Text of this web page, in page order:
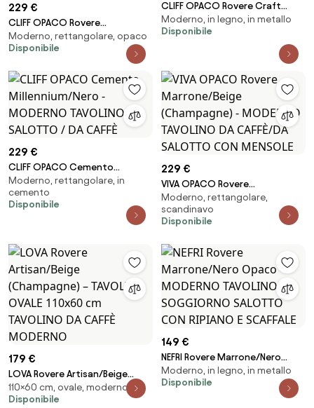
229 €
CLIFF OPACO Rovere
Artisan/Antracite (Grigio Scuro)
- MODERNO TAVOLINO DA
Moderno, rettangolare, opaco
Disponibile
CLIFF OPACO Rovere Craft
Gold/Nero - MODERNO
TAVOLINO DA SALOTTO / DA
Moderno, in legno, in metallo
Disponibile
229 €
CLIFF OPACO Cemento
Millennium/Nero - MODERNO
TAVOLINO DA SALOTTO / DA
CAFFÈ
Moderno, rettangolare, in
cemento
Disponibile
229 €
VIVA OPACO Rovere
Marrone/Beige (Champagne) -
MODERNO TAVOLINO DA
CAFFÈ/DA SALOTTO CON
Moderno, rettangolare,
scandinavo
Disponibile
179 €
LOVA Rovere Artisan/Beige
(Champagne) – TAVOLINO
OVALE 110x60 cm TAVOLINO DA
110×60 cm, ovale, moderno
Disponibile
149 €
NEFRI Rovere Marrone/Nero
Opaco - MODERNO TAVOLINO
DA SOGGIORNO SALOTTO CON
Moderno, in legno, in metallo
Disponibile